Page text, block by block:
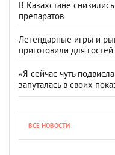
В Казахстане
препаратов
Легендарные игры и
приготовили для
«Я сейчас чуть
запуталась в своих
ВСЕ НОВОСТИ